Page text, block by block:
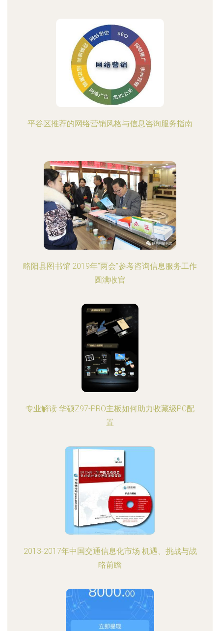
平谷区推荐的网络营销风格与信息咨询服务指南
略阳县图书馆 2019年“两会”参考咨询信息服务工作
圆满收官
专业解读 华硕Z97-PRO主板如何助力收藏级PC配
置
2013-2017年中国交通信息化市场 机遇、挑战与战
略前瞻